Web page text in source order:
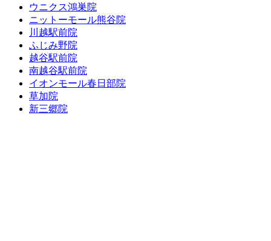
ウニクス鴻巣院
ニットーモール熊谷院
川越駅前院
ふじみ野院
越谷駅前院
南越谷駅前院
イオンモール春日部院
草加院
新三郷院